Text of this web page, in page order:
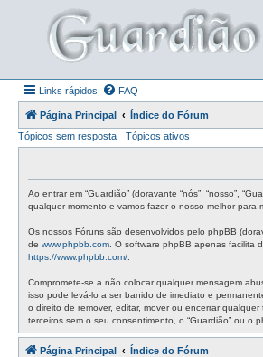
Links rápidos FAQ
Página Principal
Índice do Fórum
Tópicos sem resposta
Tópicos ativos
Ao entrar em “Guardião” (doravante “nós”, “nosso”,
qualquer momento e vamos fazer o nosso melhor para
Os nossos Fóruns são desenvolvidos pelo phpBB
de www.phpbb.com . O software phpBB apenas
https://www.phpbb.com/
Compromete-se a não colocar qualquer mensagem
isso pode levá-lo a ser banido de imediato e
o direito de remover, editar, mover ou encerrar
terceiros sem o seu consentimento, o “Guardião” ou o
Página Principal Índice do Fórum